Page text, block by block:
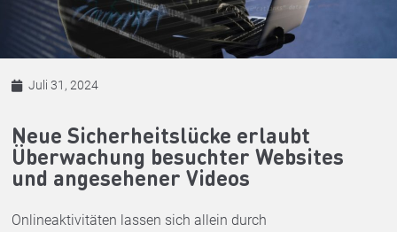
Juli 31, 2024
Neue Sicherheitslücke erlaubt
Überwachung besuchter Websites
und angesehener Videos
Onlineaktivitäten lassen sich allein durch